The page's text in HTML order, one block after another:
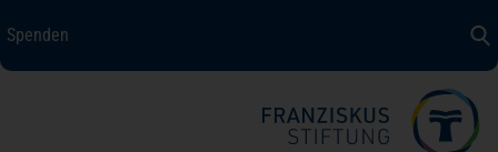
Spenden
Spenden